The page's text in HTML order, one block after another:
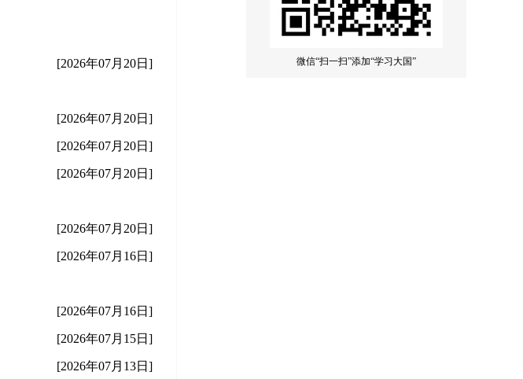
[2026年07月20日]
[2026年07月20日]
[2026年07月20日]
[2026年07月20日]
[2026年07月20日]
[2026年07月16日]
[2026年07月16日]
[2026年07月15日]
[2026年07月13日]
微信“扫一扫”添加“学习大国”